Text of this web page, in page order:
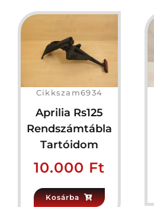
Cikkszam6934
Aprilia Rs125
Rendszámtábla
Tartóidom
10.000 Ft
Kosárba